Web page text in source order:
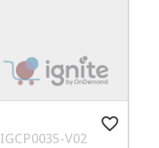
favorite_border
IGCP0035-V02